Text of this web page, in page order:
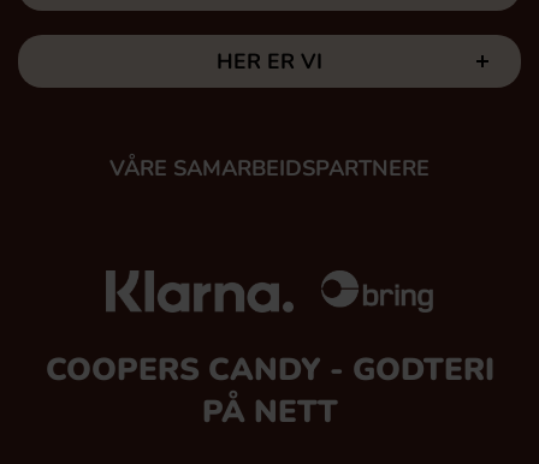
HER ER VI
VÅRE SAMARBEIDSPARTNERE
COOPERS CANDY - GODTERI
PÅ NETT